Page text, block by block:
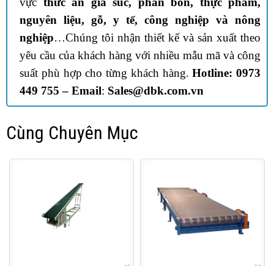
nguyên liệu, gỗ, y tế, công nghiệp và nông
nghiệp…Chúng tôi nhận thiết kế và sản xuất theo
yêu cầu của khách hàng với nhiều mẫu mã và công
suất phù hợp cho từng khách hàng.Hotline: 0973
449 755 – Email: Sales@dbk.com.vn
Cùng Chuyên Mục